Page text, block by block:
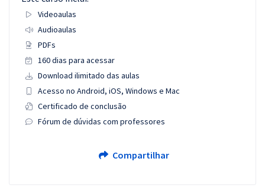
Videoaulas
Audioaulas
PDFs
160 dias para acessar
Download ilimitado das aulas
Acesso no Android, iOS, Windows e Mac
Certificado de conclusão
Fórum de dúvidas com professores
Compartilhar